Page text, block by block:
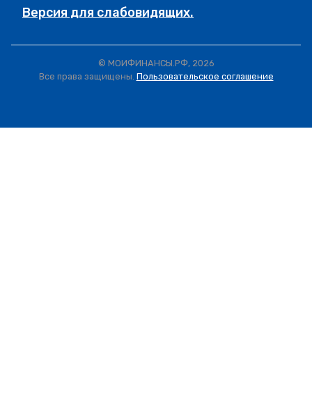
Версия для слабовидящих.
© МОИФИНАНСЫ.РФ, 2026
Все права защищены. Пользовательское соглашение